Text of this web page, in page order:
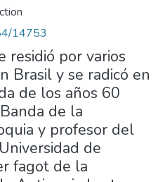
14753
residió por varios
Brasil y se radicó en
de los años 60
de la
y profesor del
de
fagot de la